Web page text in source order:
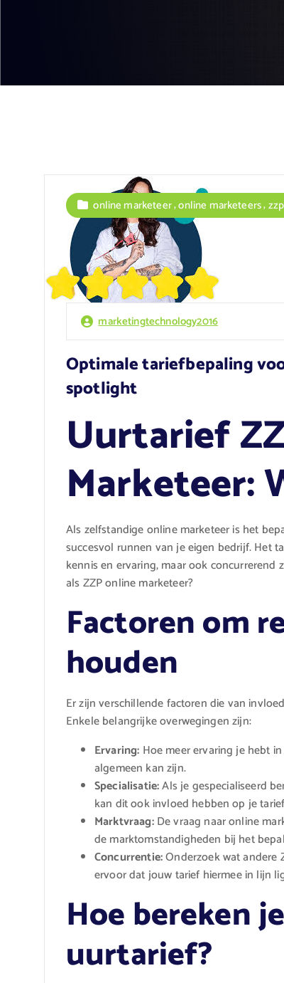
marketingtechnology2016
online marketeer,online marketeers,zzp
Optimale tariefbepaling
spotlight
Uurtarief
Marketeer:
Als zelfstandige online marketeer is het
succesvol runnen van je eigen bedrijf. Het
kennis en ervaring, maar ook
als ZZP online marketeer?
Factoren om
houden
Er zijn verschillende factoren die van
Enkele belangrijke overwegingen zijn:
Ervaring: Hoe meer ervaring je hebt
algemeen kan zijn.
Specialisatie:Als je gespecialiseerd
kan dit ook invloed hebben op je
Marktvraag:De vraag naar online
de marktomstandigheden bij het
Concurrentie:Onderzoek wat andere
ervoor dat jouw tarief hiermee in lijn
Hoe bereken
uurtarief?